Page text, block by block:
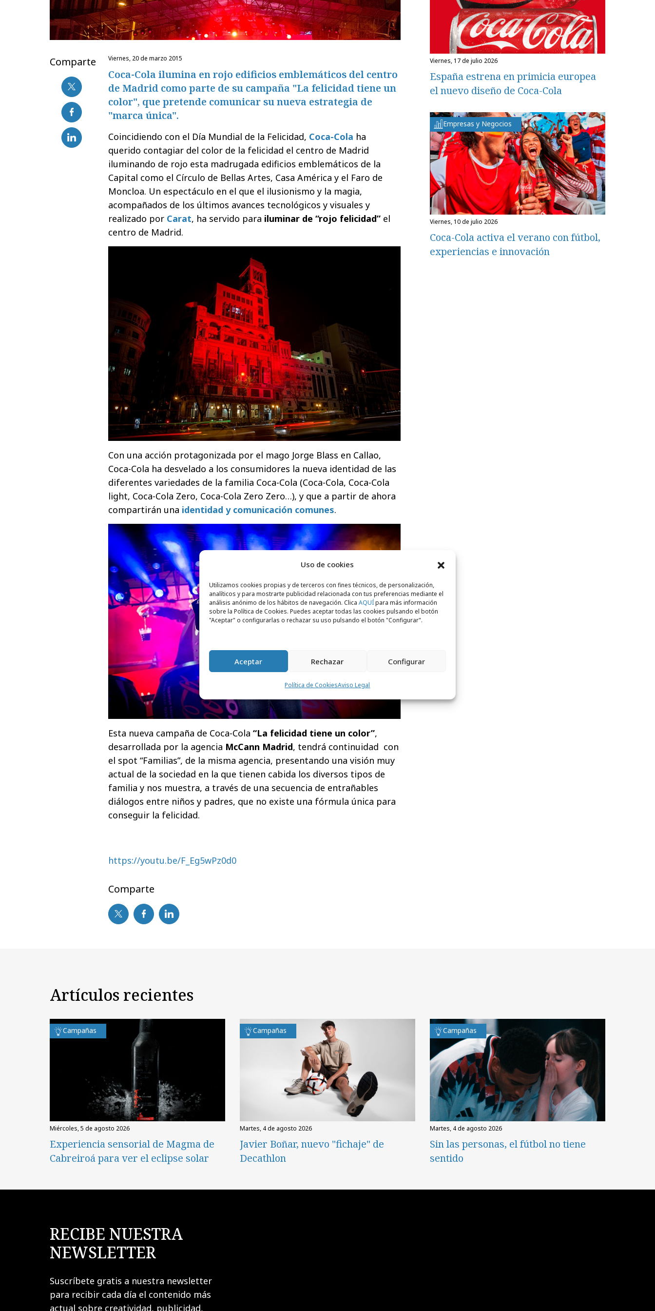
Uso de cookies
Utilizamos cookies propias y de terceros con fines técnicos, de personalización,
analíticos y para mostrarte publicidad relacionada con tus preferencias mediante el
análisis anónimo de los hábitos de navegación. Clica AQUÍpara más información
sobre la Política de Cookies. Puedes aceptar todas las cookies pulsando el botón
"Aceptar" o configurarlas o rechazar su uso pulsando el botón "Configurar".
Aceptar Rechazar Configurar
Política de CookiesAviso Legal
Comparte viernes, 20 de marzo 2015
Coca-Cola ilumina en rojo edificios emblemáticos del centro
de Madrid como parte de su campaña "La felicidad tiene un
color", que pretende comunicar su nueva estrategia de
"marca única".
Coincidiendo con el Día Mundial de la Felicidad, Coca-Cola ha
querido contagiar del color de la felicidad el centro de Madrid
iluminando de rojo esta madrugada edificios emblemáticos de la
Capital como el Círculo de Bellas Artes, Casa América y el Faro de
Moncloa. Un espectáculo en el que el ilusionismo y la magia,
acompañados de los últimos avances tecnológicos y visuales y
realizado por Carat, ha servido para iluminar de “rojo felicidad” el
centro de Madrid.
Con una acción protagonizada por el mago Jorge Blass en Callao,
Coca-Cola ha desvelado a los consumidores la nueva identidad de las
diferentes variedades de la familia Coca-Cola (Coca-Cola, Coca-Cola
light, Coca-Cola Zero, Coca-Cola Zero Zero…), y que a partir de ahora
compartirán una identidad y comunicación comunes.
Esta nueva campaña de Coca-Cola “La felicidad tiene un color”,
desarrollada por la agencia McCann Madrid, tendrá continuidad con
el spot “Familias”, de la misma agencia, presentando una visión muy
actual de la sociedad en la que tienen cabida los diversos tipos de
familia y nos muestra, a través de una secuencia de entrañables
diálogos entre niños y padres, que no existe una fórmula única para
conseguir la felicidad.
https://youtu.be/F_Eg5wPz0d0
Comparte
viernes, 17 de julio 2026
España estrena en primicia europea
el nuevo diseño de Coca-Cola
Empresas y Negocios
viernes, 10 de julio 2026
Coca-Cola activa el verano con fútbol,
experiencias e innovación
Artículos recientes
Campañas
miércoles, 5 de agosto 2026
Experiencia sensorial de Magma de
Cabreiroá para ver el eclipse solar
Campañas
martes, 4 de agosto 2026
Javier Boñar, nuevo "fichaje" de
Decathlon
Campañas
martes, 4 de agosto 2026
Sin las personas, el fútbol no tiene
sentido
RECIBE NUESTRA
NEWSLETTER
Suscríbete gratis a nuestra newsletter
para recibir cada día el contenido más
actual sobre creatividad, publicidad,